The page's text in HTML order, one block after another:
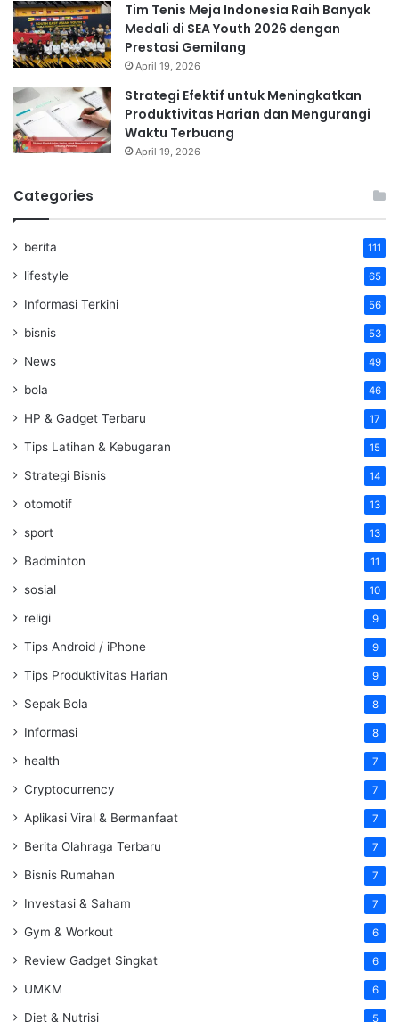
Tim Tenis Meja Indonesia Raih Banyak
Medali di SEA Youth 2026 dengan
Prestasi Gemilang
April 19, 2026
Strategi Efektif untuk Meningkatkan
Produktivitas Harian dan Mengurangi
Waktu Terbuang
April 19, 2026
Categories
berita 111
lifestyle 65
Informasi Terkini 56
bisnis 53
News 49
bola 46
HP & Gadget Terbaru 17
Tips Latihan & Kebugaran 15
Strategi Bisnis 14
otomotif 13
sport 13
Badminton 11
sosial 10
religi 9
Tips Android / iPhone 9
Tips Produktivitas Harian 9
Sepak Bola 8
Informasi 8
health 7
Cryptocurrency 7
Aplikasi Viral & Bermanfaat 7
Berita Olahraga Terbaru 7
Bisnis Rumahan 7
Investasi & Saham 7
Gym & Workout 6
Review Gadget Singkat 6
UMKM 6
Diet & Nutrisi 5